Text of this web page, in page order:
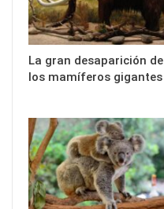
La gran desaparición de
los mamíferos gigantes